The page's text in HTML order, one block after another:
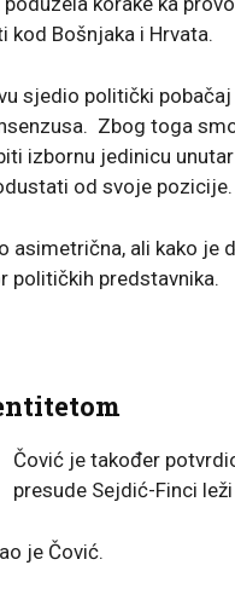
Bošnjaka i Hrvata.
sjedio politički
Zbog toga
izbornu jedinicu
od svoje pozicije.
asimetrična, ali kako
političkih predstavnika.
Čović je također
presude Sejdić-Finci leži
je Čović.